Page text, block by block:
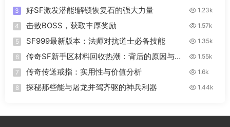
3 好SF激发潜能!解锁恢复石的强大力量 1.23k
4 击败BOSS，获取丰厚奖励 1.57k
5 SF999最新版本：法师对抗道士必备技能 1.35k
6
传奇SF新手区材料回收热潮：背后的原因与影
响
1.55k
7 传奇传送戒指：实用性与价值分析 1.6k
8 探秘那些能与屠龙并驾齐驱的神兵利器 1.44k